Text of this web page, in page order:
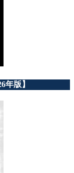
年版】